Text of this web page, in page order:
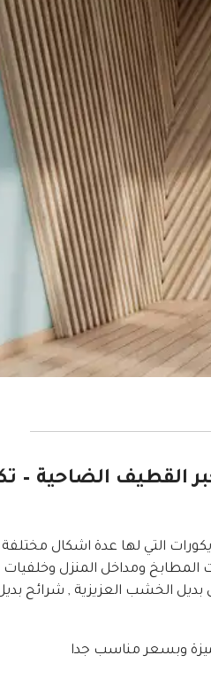
بديل الخشب في الخبر القطيف
التي لها عدة اشكال
ومداخل المنزل وخلفيات
بديل الخشب العزيزية , شرائح
وبسعر مناسب جدا